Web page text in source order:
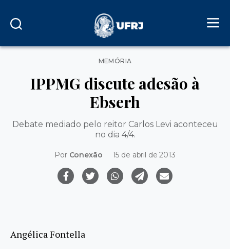
Categorias
MEMÓRIA
IPPMG discute adesão à
Ebserh
Debate mediado pelo reitor Carlos Levi aconteceu
no dia 4/4.
Por Conexão 15 de abril de 2013
Angélica Fontella